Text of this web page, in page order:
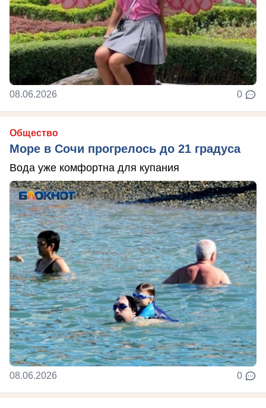
08.06.2026 0
Общество
Море в Сочи прогрелось до 21 градуса
Вода уже комфортна для купания
08.06.2026 0